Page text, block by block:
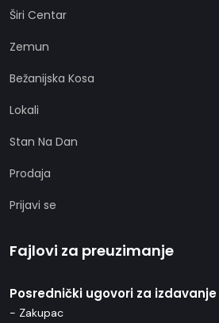
Širi Centar
Zemun
Bežanijska Kosa
Lokali
Stan Na Dan
Prodaja
Prijavi se
Fajlovi za preuzimanje
Posrednički ugovori za izdavanje
- Zakupac